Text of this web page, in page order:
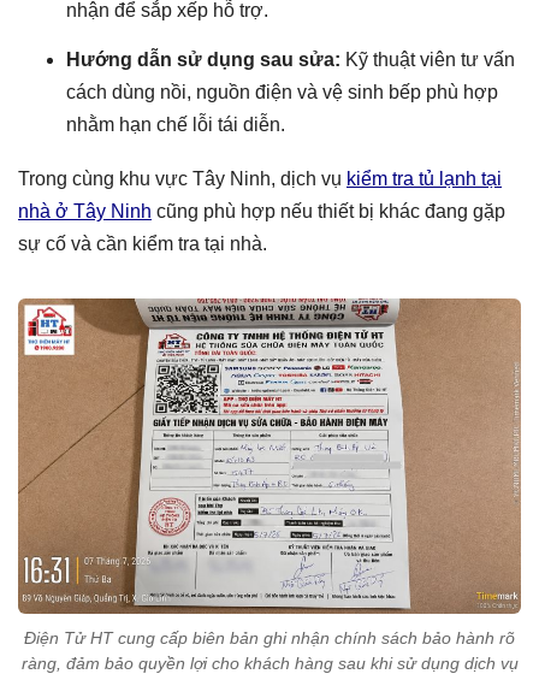
nhận để sắp xếp hỗ trợ.
Hướng dẫn sử dụng sau sửa: Kỹ thuật viên tư vấn
cách dùng nồi, nguồn điện và vệ sinh bếp phù hợp
nhằm hạn chế lỗi tái diễn.
Trong cùng khu vực Tây Ninh, dịch vụ kiểm tra tủ lạnh tại
nhà ở Tây Ninh cũng phù hợp nếu thiết bị khác đang gặp
sự cố và cần kiểm tra tại nhà.
Điện Tử HT cung cấp biên bản ghi nhận chính sách bảo hành rõ
ràng, đảm bảo quyền lợi cho khách hàng sau khi sử dụng dịch vụ